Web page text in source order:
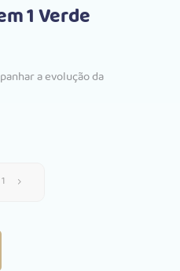
1 Verde
a evolução da